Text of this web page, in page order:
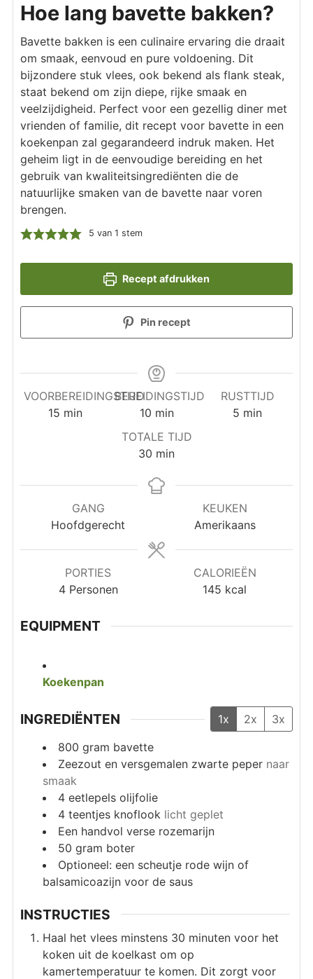
Hoe lang bavette bakken?
Bavette bakken is een culinaire ervaring die draait
om smaak, eenvoud en pure voldoening. Dit
bijzondere stuk vlees, ook bekend als flank steak,
staat bekend om zijn diepe, rijke smaak en
veelzijdigheid. Perfect voor een gezellig diner met
vrienden of familie, dit recept voor bavette in een
koekenpan zal gegarandeerd indruk maken. Het
geheim ligt in de eenvoudige bereiding en het
gebruik van kwaliteitsingrediënten die de
natuurlijke smaken van de bavette naar voren
brengen.
5 van 1 stem
Recept afdrukken
Pin recept
VOORBEREIDINGSTIJD
15 minuten
min
BEREIDINGSTIJD
10minuten
min
RUSTTIJD
5 minuten
min
TOTALE TIJD
30 minuten
min
GANG
Hoofdgerecht
KEUKEN
Amerikaans
PORTIES
4 Personen
CALORIEËN
145 kcal
EQUIPMENT
Koekenpan
INGREDIËNTEN 1x 2x
3x
800 gram bavette
Zeezout en versgemalen zwarte peper naar
smaak
4 eetlepels olijfolie
4 teentjes knoflook licht geplet
Een handvol verse rozemarijn
50 gram boter
Optioneel: een scheutje rode wijn of
balsamicoazijn voor de saus
INSTRUCTIES
Haal het vlees minstens 30 minuten voor het
koken uit de koelkast om op
kamertemperatuur te komen. Dit zorgt voor